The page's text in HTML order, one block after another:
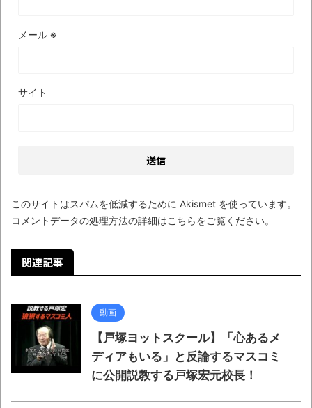
メール ※
サイト
このサイトはスパムを低減するために Akismet を使っています。
コメントデータの処理方法の詳細はこちらをご覧ください。
関連記事
動画
【戸塚ヨットスクール】「心あるメ
ディアもいる」と反論するマスコミ
に公開説教する戸塚宏元校長！